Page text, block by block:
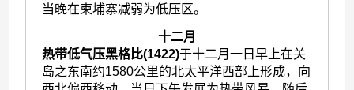
当晚在柬埔寨减弱为低压区。
十二月
热带低气压黑格比(1422)于十二月一日早上在关
岛之东南约1580公里的北太平洋西部上形成，向